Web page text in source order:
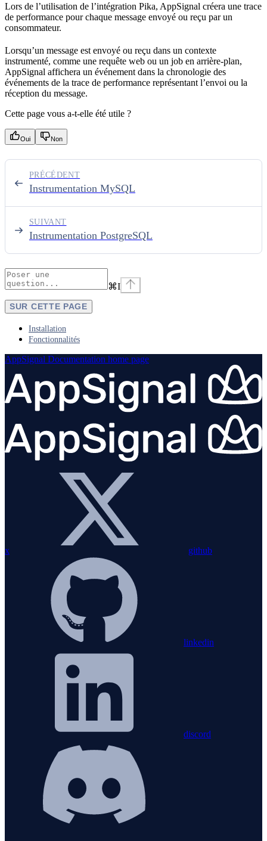
Lors de l’utilisation de l’intégration Pika, AppSignal créera une trace
de performance pour chaque message envoyé ou reçu par un
consommateur.
Lorsqu’un message est envoyé ou reçu dans un contexte
instrumenté, comme une requête web ou un job en arrière-plan,
AppSignal affichera un événement dans la chronologie des
événements de la trace de performance représentant l’envoi ou la
réception du message.
Cette page vous a-t-elle été utile ?
Oui Non
Instrumentation MySQL
PRÉCÉDENT
Instrumentation PostgreSQL
SUIVANT
⌘I
SUR CETTE PAGE
Installation
Fonctionnalités
AppSignal Documentation home page
x github
linkedin
discord